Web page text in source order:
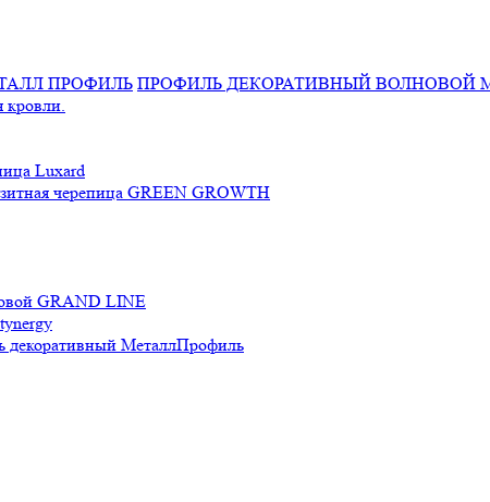
ПРОФИЛЬ ДЕКОРАТИВНЫЙ ВОЛНОВОЙ
кровли.
Luxard
черепица GREEN GROWTH
GRAND LINE
декоративный МеталлПрофиль